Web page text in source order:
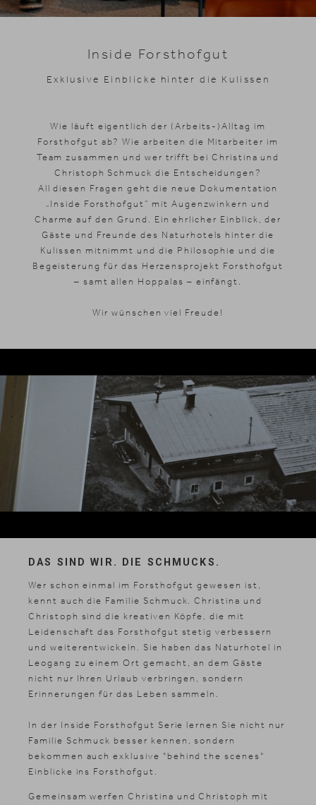
Skifahren
News & Stories
Inklusivleistungen
Inside Forsthofgut
Exklusive Einblicke hinter die Kulissen
Wie läuft eigentlich der (Arbeits-)Alltag im
Forsthofgut ab? Wie arbeiten die Mitarbeiter im
Team zusammen und wer trifft bei Christina und
Christoph Schmuck die Entscheidungen?
All diesen Fragen geht die neue Dokumentation
„Inside Forsthofgut“ mit Augenzwinkern und
Charme auf den Grund. Ein ehrlicher Einblick, der
Gäste und Freunde des Naturhotels hinter die
Kulissen mitnimmt und die Philosophie und die
Begeisterung für das Herzensprojekt Forsthofgut
– samt allen Hoppalas – einfängt.
Wir wünschen viel Freude!
DAS SIND WIR. DIE SCHMUCKS.
Wer schon einmal im Forsthofgut gewesen ist,
kennt auch die Familie Schmuck. Christina und
Christoph sind die kreativen Köpfe, die mit
Leidenschaft das Forsthofgut stetig verbessern
und weiterentwickeln. Sie haben das Naturhotel in
Leogang zu einem Ort gemacht, an dem Gäste
nicht nur Ihren Urlaub verbringen, sondern
Erinnerungen für das Leben sammeln.
In der Inside Forsthofgut Serie lernen Sie nicht nur
Familie Schmuck besser kennen, sondern
bekommen auch exklusive "behind the scenes"
Einblicke ins Forsthofgut.
Gemeinsam werfen Christina und Christoph mit